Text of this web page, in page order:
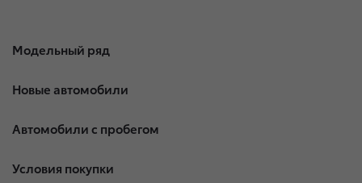
Модельный ряд
Новые автомобили
Автомобили с пробегом
Условия покупки